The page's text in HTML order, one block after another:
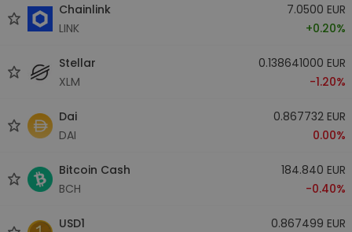
Chainlink
LINK
7.0500 EUR
+0.20%
Stellar
XLM
0.138641000 EUR
-1.20%
Dai
DAI
0.867732 EUR
0.00%
Bitcoin Cash
BCH
184.840 EUR
-0.40%
USD1
0.867499 EUR